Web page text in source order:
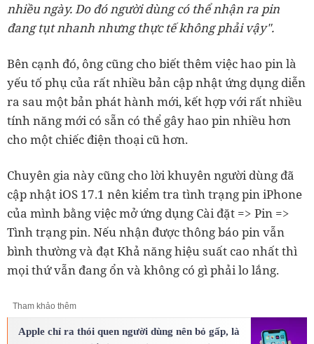
nhiều ngày. Do đó người dùng có thể nhận ra pin
đang tụt nhanh nhưng thực tế không phải vậy".
Bên cạnh đó, ông cũng cho biết thêm việc hao pin là
yếu tố phụ của rất nhiều bản cập nhật ứng dụng diễn
ra sau một bản phát hành mới, kết hợp với rất nhiều
tính năng mới có sẵn có thể gây hao pin nhiều hơn
cho một chiếc điện thoại cũ hơn.
Chuyên gia này cũng cho lời khuyên người dùng đã
cập nhật iOS 17.1 nên kiểm tra tình trạng pin iPhone
của mình bằng việc mở ứng dụng Cài đặt => Pin =>
Tình trạng pin. Nếu nhận được thông báo pin vẫn
bình thường và đạt Khả năng hiệu suất cao nhất thì
mọi thứ vẫn đang ổn và không có gì phải lo lắng.
Tham khảo thêm
Apple chỉ ra thói quen người dùng nên bỏ gấp, là